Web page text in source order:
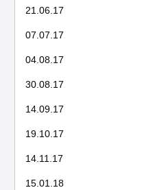
21.06.17
07.07.17
04.08.17
30.08.17
14.09.17
19.10.17
14.11.17
15.01.18